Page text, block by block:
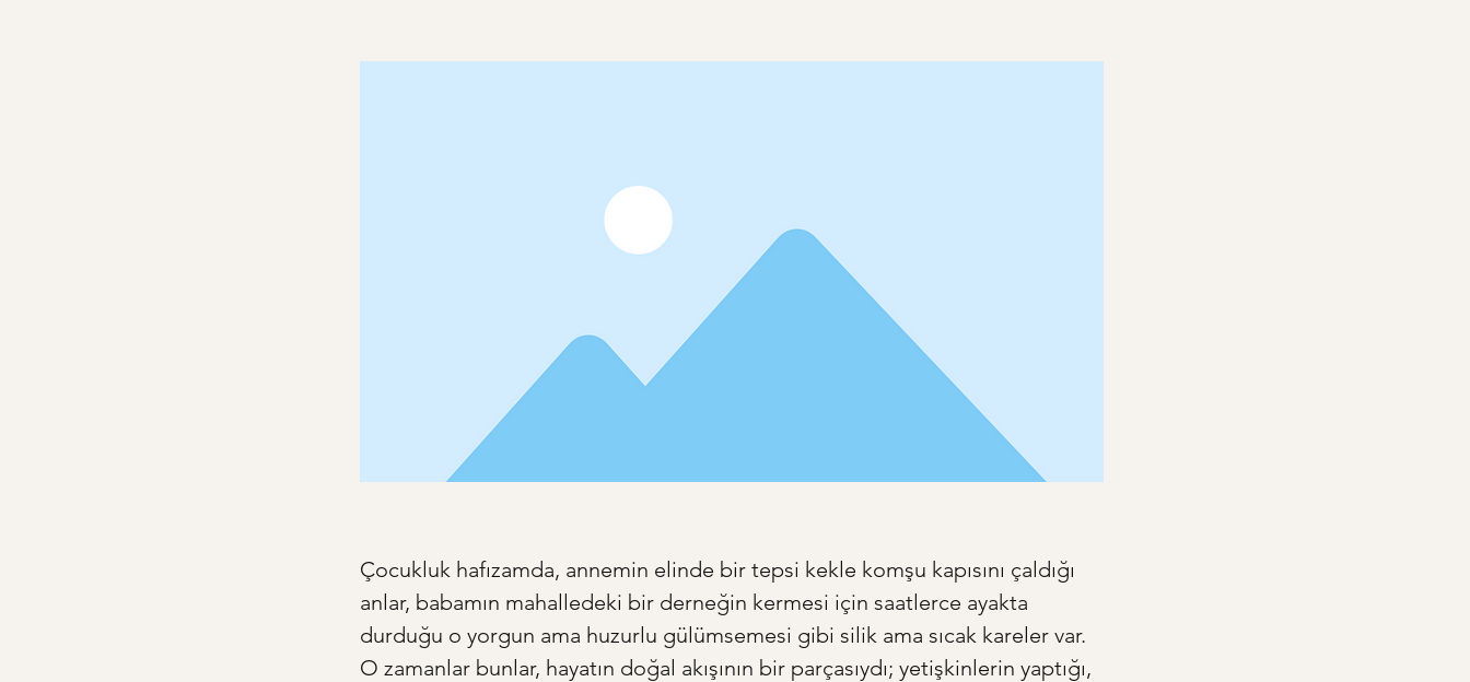
Çocukluk hafızamda, annemin elinde bir tepsi kekle komşu kapısını çaldığı
anlar, babamın mahalledeki bir derneğin kermesi için saatlerce ayakta
durduğu o yorgun ama huzurlu gülümsemesi gibi silik ama sıcak kareler var.
O zamanlar bunlar, hayatın doğal akışının bir parçasıydı; yetişkinlerin yaptığı,